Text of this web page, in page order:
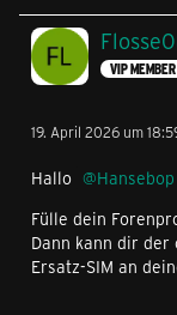
VIP MEMBER
19. April 2026 um
Hallo Hansebop
Fülle dein
Dann kann dir
Ersatz-SIM an